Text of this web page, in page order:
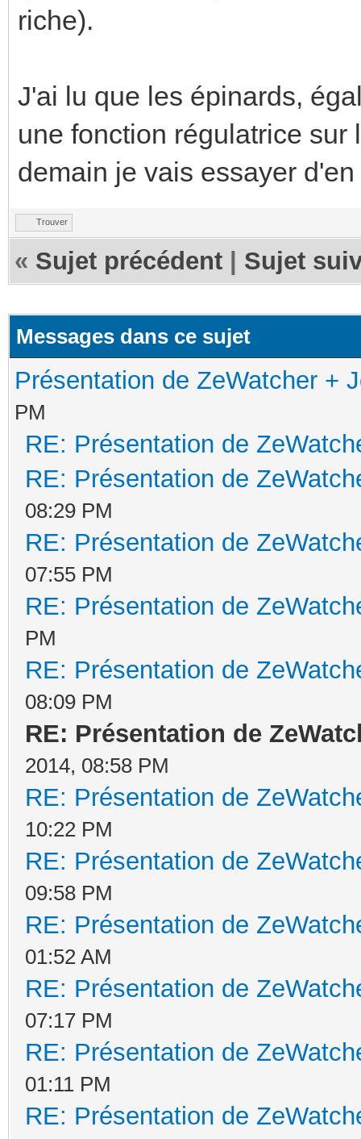
riche).
J'ai lu que les épinards,
une fonction régulatrice
demain je vais essayer d'en
Trouver
« Sujet précédent Sujet
Messages dans ce sujet
Présentation de ZeWatcher +
PM
RE: Présentation de
RE: Présentation de
08:29 PM
RE: Présentation de
07:55 PM
RE: Présentation de
PM
RE: Présentation de
08:09 PM
RE: Présentation de
2014, 08:58 PM
RE: Présentation de
10:22 PM
RE: Présentation de
09:58 PM
RE: Présentation de
01:52 AM
RE: Présentation de
07:17 PM
RE: Présentation de
01:11 PM
RE: Présentation de